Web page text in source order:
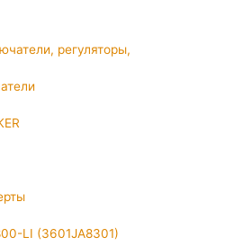
регуляторы,
LI (3601JA8301)